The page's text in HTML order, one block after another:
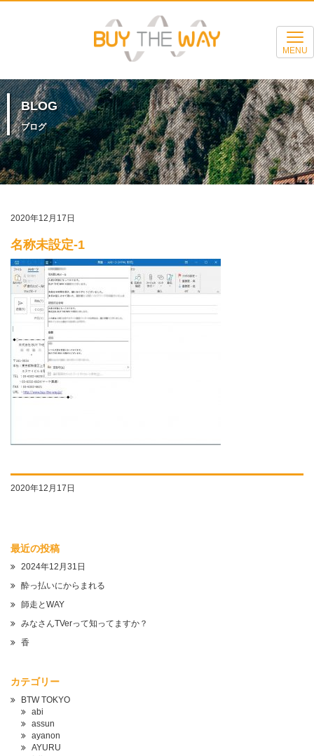
MENU
BLOG
ブログ
2020年12月17日
名称未設定-1
2020年12月17日
最近の投稿
2024年12月31日
酔っ払いにからまれる
師走とWAY
みなさんTVerって知ってますか？
香
カテゴリー
BTW TOKYO
abi
assun
ayanon
AYURU